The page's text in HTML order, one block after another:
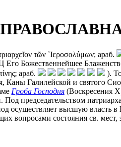
τῶν ῾Ιεροσολύμων; араб.
Божественнейшее
араб.
).
Галилейской и святого
Гроба Господня (Воскресения
председательством
осуществляет высшую власть в
вопросами состояния св.